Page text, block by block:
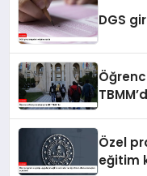
DGS
Özel
eğitim